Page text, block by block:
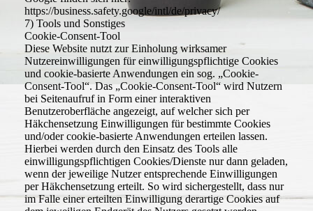
https://business.safety.google/intl/de/privacy/
7) Tools und Sonstiges
Cookie-Consent-Tool
Diese Website nutzt zur Einholung wirksamer
Nutzereinwilligungen für einwilligungspflichtige Cookies
und cookie-basierte Anwendungen ein sog. „Cookie-
Consent-Tool“. Das „Cookie-Consent-Tool“ wird Nutzern
bei Seitenaufruf in Form einer interaktiven
Benutzeroberfläche angezeigt, auf welcher sich per
Häkchensetzung Einwilligungen für bestimmte Cookies
und/oder cookie-basierte Anwendungen erteilen lassen.
Hierbei werden durch den Einsatz des Tools alle
einwilligungspflichtigen Cookies/Dienste nur dann geladen,
wenn der jeweilige Nutzer entsprechende Einwilligungen
per Häkchensetzung erteilt. So wird sichergestellt, dass nur
im Falle einer erteilten Einwilligung derartige Cookies auf